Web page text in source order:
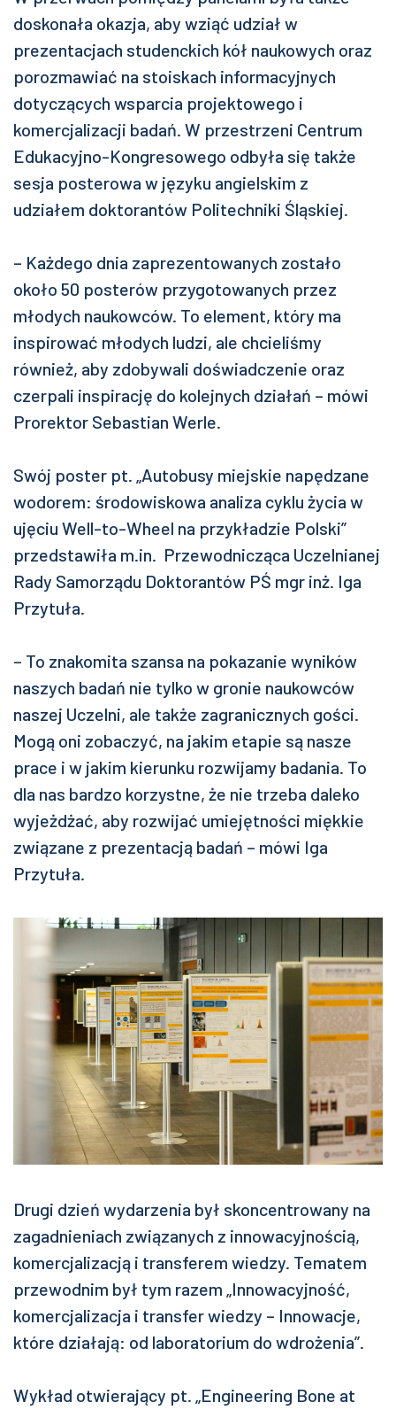
doskonała okazja, aby wziąć udział w
prezentacjach studenckich kół naukowych oraz
porozmawiać na stoiskach informacyjnych
dotyczących wsparcia projektowego i
komercjalizacji badań. W przestrzeni Centrum
Edukacyjno-Kongresowego odbyła się także
sesja posterowa w języku angielskim z
udziałem doktorantów Politechniki Śląskiej.
– Każdego dnia zaprezentowanych zostało
około 50 posterów przygotowanych przez
młodych naukowców. To element, który ma
inspirować młodych ludzi, ale chcieliśmy
również, aby zdobywali doświadczenie oraz
czerpali inspirację do kolejnych działań – mówi
Prorektor Sebastian Werle.
Swój poster pt. „Autobusy miejskie napędzane
wodorem: środowiskowa analiza cyklu życia w
ujęciu Well-to-Wheel na przykładzie Polski”
przedstawiła m.in. Przewodnicząca Uczelnianej
Rady Samorządu Doktorantów PŚ mgr inż. Iga
Przytuła.
– To znakomita szansa na pokazanie wyników
naszych badań nie tylko w gronie naukowców
naszej Uczelni, ale także zagranicznych gości.
Mogą oni zobaczyć, na jakim etapie są nasze
prace i w jakim kierunku rozwijamy badania. To
dla nas bardzo korzystne, że nie trzeba daleko
wyjeżdżać, aby rozwijać umiejętności miękkie
związane z prezentacją badań – mówi Iga
Przytuła.
Drugi dzień wydarzenia był skoncentrowany na
zagadnieniach związanych z innowacyjnością,
komercjalizacją i transferem wiedzy. Tematem
przewodnim był tym razem „Innowacyjność,
komercjalizacja i transfer wiedzy – Innowacje,
które działają: od laboratorium do wdrożenia”.
Wykład otwierający pt. „Engineering Bone at